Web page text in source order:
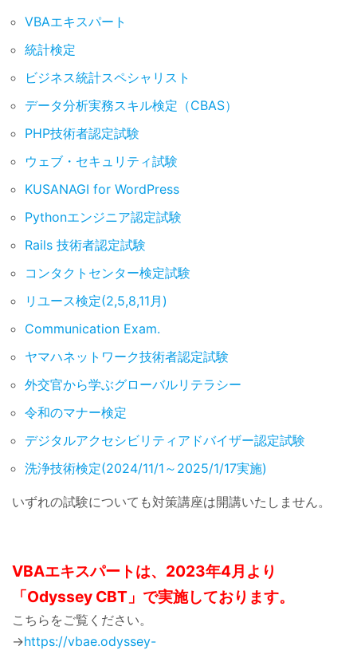
VBAエキスパート
統計検定
ビジネス統計スペシャリスト
データ分析実務スキル検定（CBAS）
PHP技術者認定試験
ウェブ・セキュリティ試験
KUSANAGI for WordPress
Pythonエンジニア認定試験
Rails 技術者認定試験
コンタクトセンター検定試験
リユース検定(2,5,8,11月)
Communication Exam.
ヤマハネットワーク技術者認定試験
外交官から学ぶグローバルリテラシー
令和のマナー検定
デジタルアクセシビリティアドバイザー認定試験
洗浄技術検定(2024/11/1～2025/1/17実施)
いずれの試験についても対策講座は開講いたしません。
VBAエキスパートは、2023年4月より
「Odyssey CBT」で実施しております。
こちらをご覧ください。
→https://vbae.odyssey-